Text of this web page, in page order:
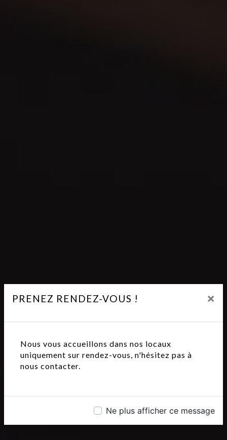
PRENEZ RENDEZ-VOUS ! ×
Nous vous accueillons dans nos locaux
uniquement sur rendez-vous, n'hésitez pas à
nous contacter.
Ne plus afficher ce message